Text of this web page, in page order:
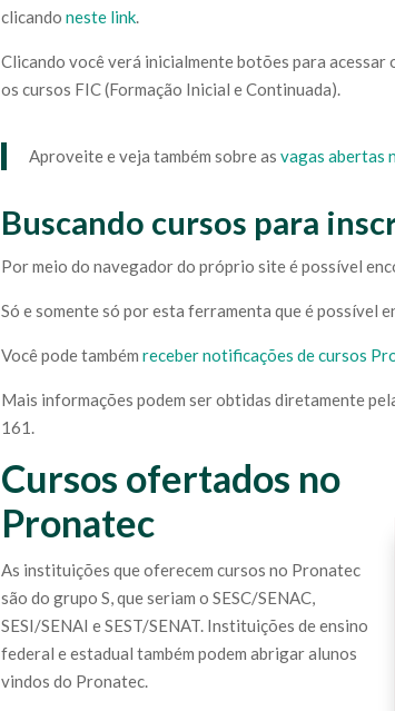
clicandoneste link
Clicando você verá inicialmente botões para acessar
os cursos FIC (Formação Inicial e Continuada).
Aproveite e veja também sobre asvagas abertas
Buscando cursos para
Por meio do navegador do próprio site é possível
Só e somente só por esta ferramenta que é possível
Você pode tambémreceber notificações de cursos
Mais informações podem ser obtidas diretamente
161.
Cursos ofertados no
Pronatec
As instituições que oferecem cursos no Pronatec
são do grupo S, que seriam o SESC/SENAC,
SESI/SENAI e SEST/SENAT. Instituições de ensino
federal e estadual também podem abrigar alunos
vindos do Pronatec.